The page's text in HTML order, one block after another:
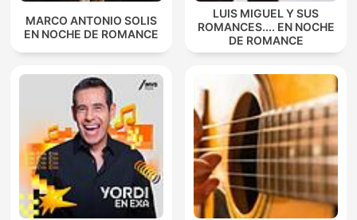
MARCO ANTONIO SOLIS
EN NOCHE DE ROMANCE
LUIS MIGUEL Y SUS
ROMANCES.... EN NOCHE
DE ROMANCE